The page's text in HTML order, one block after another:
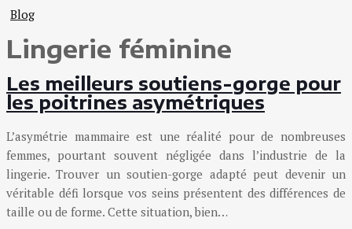
Blog
Lingerie féminine
Les meilleurs soutiens-gorge pour
les poitrines asymétriques
L’asymétrie mammaire est une réalité pour de nombreuses
femmes, pourtant souvent négligée dans l’industrie de la
lingerie. Trouver un soutien-gorge adapté peut devenir un
véritable défi lorsque vos seins présentent des différences de
taille ou de forme. Cette situation, bien…